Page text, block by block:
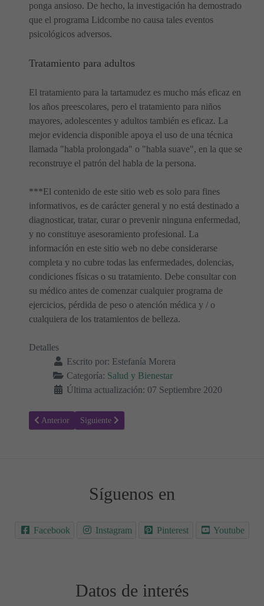
ponga ansioso. De hecho, la investigación ha demostrado
que el programa Lidcombe no causa tales eventos
psicológicos adversos.
Tratamiento para adultos
El tratamiento para la tartamudez es mucho más eficaz en
los años preescolares, pero el tratamiento para niños
mayores, adolescentes y adultos también es eficaz. La
mejor evidencia disponible apoya el uso de una técnica
llamada "habla prolongada" o "habla suave", en la que se
reconstruye el patrón del habla de la persona.
***El contenido de este sitio web es solo para fines
informativos, es de carácter general y no está destinado a
diagnosticar, tratar, curar o prevenir ninguna enfermedad,
y no constituye asesoramiento profesional. La
información en este sitio web no debe considerarse
completa y no cubre todas las enfermedades, dolencias,
condiciones físicas o su tratamiento. Debe consultar con
su médico antes de comenzar cualquier programa de
ejercicios, pérdida de peso o atención médica y / o
cualquiera de los tratamientos de belleza.
Detalles
Escrito por: Estefanía Morera
Categoría: Salud y Bienestar
Última actualización: 07 Septiembre 2020
Artículo anterior: Todo lo que necesitas saber sobre los Orzuelos
Anterior Artículo siguiente: Todo lo que necesitas saber sobre el
Siguiente
Síguenos en
Facebook Instagram Pinterest Youtube
Datos de interés